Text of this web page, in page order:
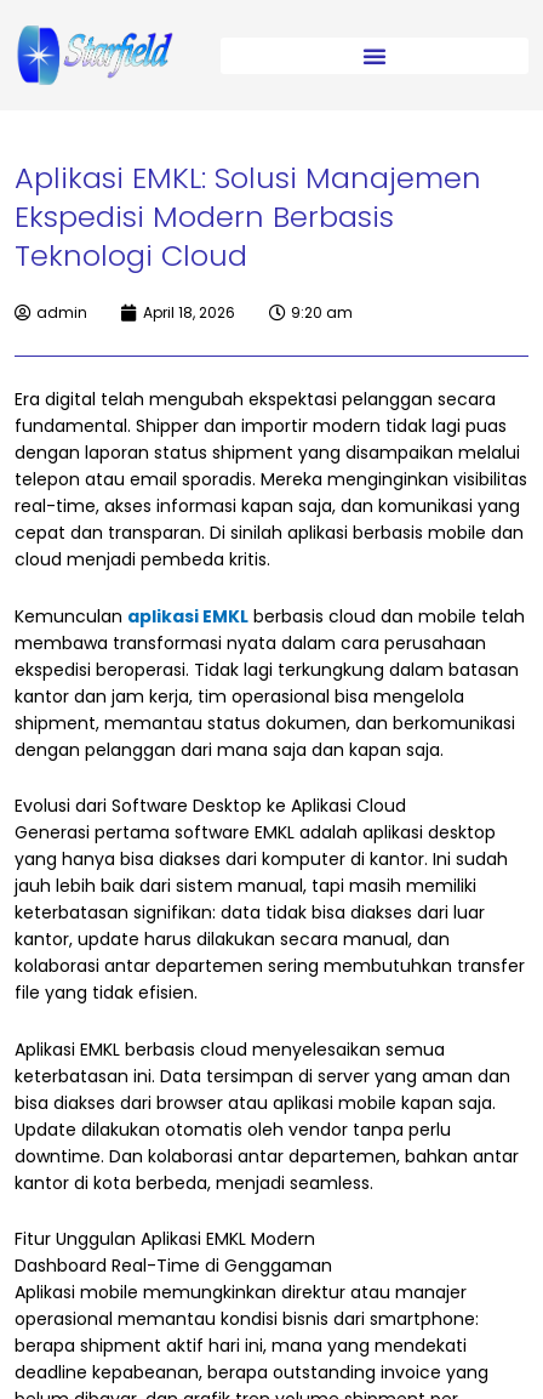
Aplikasi EMKL: Solusi Manajemen
Ekspedisi Modern Berbasis
Teknologi Cloud
admin April 18, 2026 9:20 am
Era digital telah mengubah ekspektasi pelanggan secara
fundamental. Shipper dan importir modern tidak lagi puas
dengan laporan status shipment yang disampaikan melalui
telepon atau email sporadis. Mereka menginginkan visibilitas
real-time, akses informasi kapan saja, dan komunikasi yang
cepat dan transparan. Di sinilah aplikasi berbasis mobile dan
cloud menjadi pembeda kritis.
Kemunculan aplikasi EMKL berbasis cloud dan mobile telah
membawa transformasi nyata dalam cara perusahaan
ekspedisi beroperasi. Tidak lagi terkungkung dalam batasan
kantor dan jam kerja, tim operasional bisa mengelola
shipment, memantau status dokumen, dan berkomunikasi
dengan pelanggan dari mana saja dan kapan saja.
Evolusi dari Software Desktop ke Aplikasi Cloud
Generasi pertama software EMKL adalah aplikasi desktop
yang hanya bisa diakses dari komputer di kantor. Ini sudah
jauh lebih baik dari sistem manual, tapi masih memiliki
keterbatasan signifikan: data tidak bisa diakses dari luar
kantor, update harus dilakukan secara manual, dan
kolaborasi antar departemen sering membutuhkan transfer
file yang tidak efisien.
Aplikasi EMKL berbasis cloud menyelesaikan semua
keterbatasan ini. Data tersimpan di server yang aman dan
bisa diakses dari browser atau aplikasi mobile kapan saja.
Update dilakukan otomatis oleh vendor tanpa perlu
downtime. Dan kolaborasi antar departemen, bahkan antar
kantor di kota berbeda, menjadi seamless.
Fitur Unggulan Aplikasi EMKL Modern
Dashboard Real-Time di Genggaman
Aplikasi mobile memungkinkan direktur atau manajer
operasional memantau kondisi bisnis dari smartphone:
berapa shipment aktif hari ini, mana yang mendekati
deadline kepabeanan, berapa outstanding invoice yang